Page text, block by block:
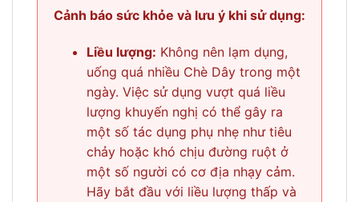
Cảnh báo sức khỏe và lưu ý khi sử dụng:
Liều lượng: Không nên lạm dụng,
uống quá nhiều Chè Dây trong một
ngày. Việc sử dụng vượt quá liều
lượng khuyến nghị có thể gây ra
một số tác dụng phụ nhẹ như tiêu
chảy hoặc khó chịu đường ruột ở
một số người có cơ địa nhạy cảm.
Hãy bắt đầu với liều lượng thấp và